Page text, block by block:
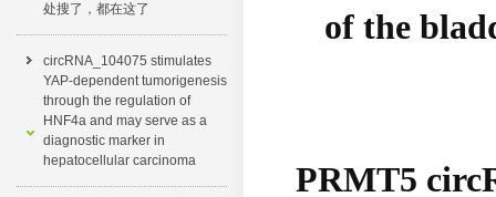
处搜了，都在这了​
circRNA_104075 stimulates
YAP-dependent tumorigenesis
through the regulation of
HNF4a and may serve as a
diagnostic marker in
hepatocellular carcinoma
of the
PRMT5